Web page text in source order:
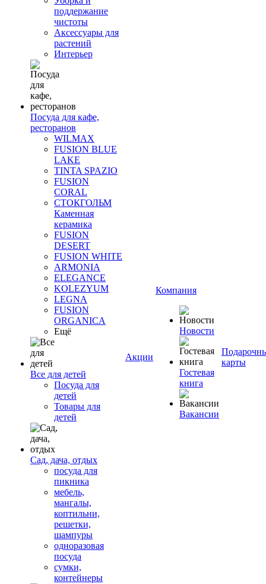
поддержание
чистоты
Аксессуары для
растений
Интерьер
Посуда для кафе,
ресторанов
WILMAX
FUSION BLUE
LAKE
TINTA SPAZIO
FUSION
CORAL
СТОКГОЛЬМ
Каменная
керамика
FUSION
DESERT
FUSION WHITE
ARMONIA
ELEGANCE
KOLEZYUM
LEGNA
FUSION
ORGANICA
Ещё
Все для детей
Посуда для
детей
Товары для
детей
Сад, дача, отдых
посуда для
пикника
мебель,
мангалы,
коптильни,
решетки,
шампуры
одноразовая
посуда
сумки,
контейнеры
Акции
Компания
Новости
Гостевая
книга
Вакансии
карты